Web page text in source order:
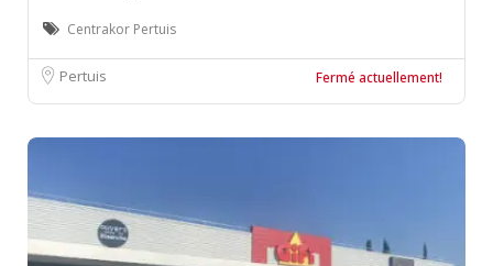
Centrakor Pertuis
Pertuis Fermé actuellement!